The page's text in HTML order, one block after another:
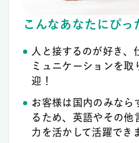
こんなあなたにぴっ
人と接するのが好き、
ミュニケーションを取
迎！
お客様は国内のみなら
るため、英語やその他
力を活かして活躍でき